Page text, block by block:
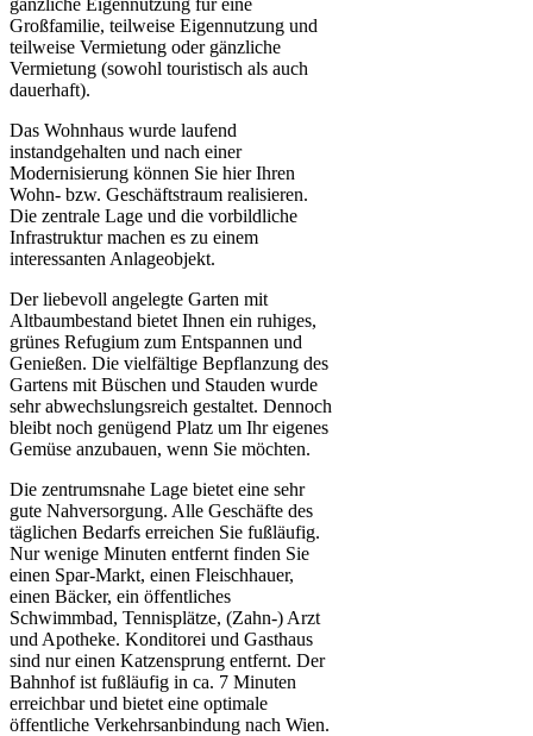
Großfamilie, teilweise Eigennutzung und
teilweise Vermietung oder gänzliche
Vermietung (sowohl touristisch als auch
dauerhaft).
Das Wohnhaus wurde laufend
instandgehalten und nach einer
Modernisierung können Sie hier Ihren
Wohn- bzw. Geschäftstraum realisieren.
Die zentrale Lage und die vorbildliche
Infrastruktur machen es zu einem
interessanten Anlageobjekt.
Der liebevoll angelegte Garten mit
Altbaumbestand bietet Ihnen ein ruhiges,
grünes Refugium zum Entspannen und
Genießen. Die vielfältige Bepflanzung des
Gartens mit Büschen und Stauden wurde
sehr abwechslungsreich gestaltet. Dennoch
bleibt noch genügend Platz um Ihr eigenes
Gemüse anzubauen, wenn Sie möchten.
Die zentrumsnahe Lage bietet eine sehr
gute Nahversorgung. Alle Geschäfte des
täglichen Bedarfs erreichen Sie fußläufig.
Nur wenige Minuten entfernt finden Sie
einen Spar-Markt, einen Fleischhauer,
einen Bäcker, ein öffentliches
Schwimmbad, Tennisplätze, (Zahn-) Arzt
und Apotheke. Konditorei und Gasthaus
sind nur einen Katzensprung entfernt. Der
Bahnhof ist fußläufig in ca. 7 Minuten
erreichbar und bietet eine optimale
öffentliche Verkehrsanbindung nach Wien.